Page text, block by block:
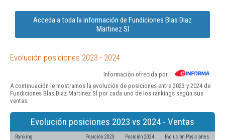
Acceda a toda la información de Fundiciones Blas Diaz
Martinez Sl
Evolución posiciones 2023 - 2024
Información ofrecida por
A continuación le mostramos la evolución de posiciones entre 2023 y 2024 de
Fundiciones Blas Diaz Martinez Sl por cada uno de los rankings según sus
ventas:
Evolución posiciones 2023 vs 2024 - Ventas
Ranking Posición 2023 Posición 2024 Evolución Posiciones